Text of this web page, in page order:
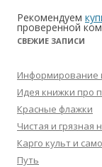
Рекомендуем
проверенной
СВЕЖИЕ ЗАПИСИ
Информирование
Идея книжки про
Красные флажки
Чистая и грязная
Карго культ и
Путь